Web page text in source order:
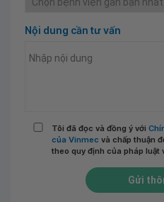
Nội dung cần tư vấn
Tôi đã đọc và đồng ý với
của Vinmec và chấp thuận
theo quy định của pháp luật
Gửi